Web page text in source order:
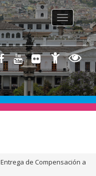
Toggle
navigation
Entrega de Compensación a